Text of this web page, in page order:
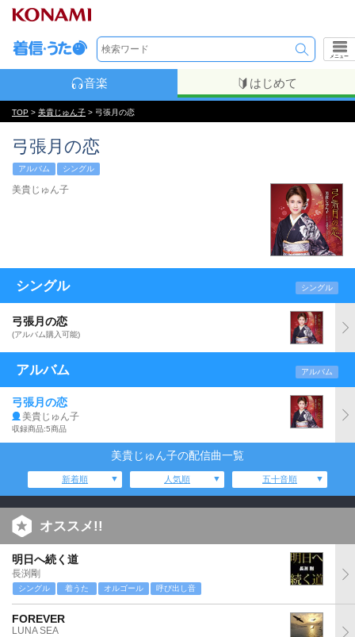
メニュー
音楽 はじめて
TOP > 美貴じゅん子 > 弓張月の恋
弓張月の恋
アルバム シングル
美貴じゅん子
シングル シングル
弓張月の恋
(アルバム購入可能)
アルバム アルバム
弓張月の恋
美貴じゅん子
収録商品:5商品
美貴じゅん子の配信曲一覧
新着順 人気順 五十音順
オススメ!!
明日へ続く道
長渕剛
シングル 着うた オルゴール 呼び出し音
FOREVER
LUNA SEA